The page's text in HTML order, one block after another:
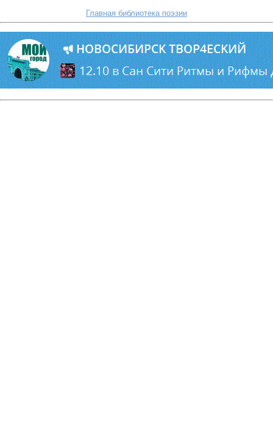
Главная библиотека поэзии